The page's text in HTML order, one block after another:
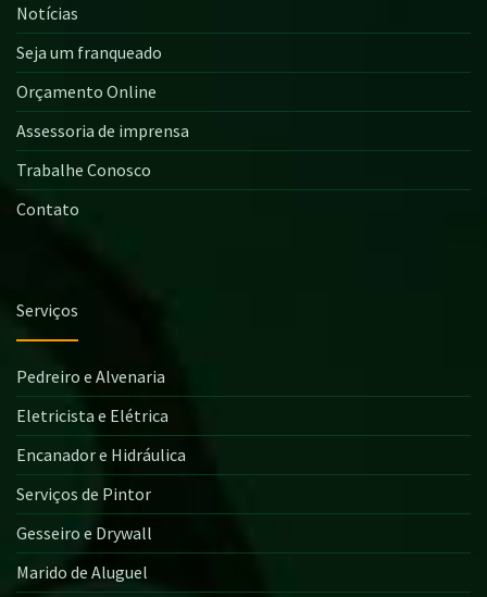
Notícias
Seja um franqueado
Orçamento Online
Assessoria de imprensa
Trabalhe Conosco
Contato
Serviços
Pedreiro e Alvenaria
Eletricista e Elétrica
Encanador e Hidráulica
Serviços de Pintor
Gesseiro e Drywall
Marido de Aluguel